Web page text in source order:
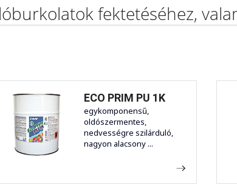
fektetéséhez,
ECO PRIM PU 1K
egykomponensű,
oldószermentes,
nedvességre szilárduló,
nagyon alacsony ...